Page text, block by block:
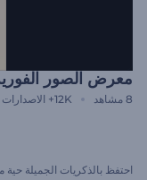
معرض الصور
8 مشاهد 12K+ الاصدارات
احتفظ بالذكريات الجميلة